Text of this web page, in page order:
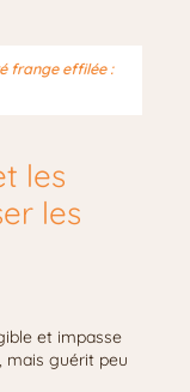
frange effilée :
les
les
et impasse
mais guérit peu